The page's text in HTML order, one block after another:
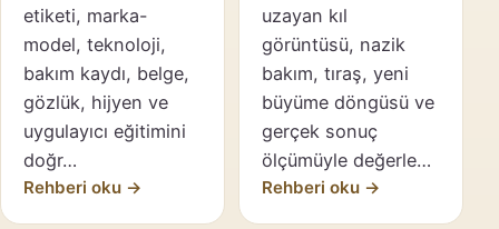
etiketi, marka-
model, teknoloji,
bakım kaydı, belge,
gözlük, hijyen ve
uygulayıcı eğitimini
doğr…
Rehberi oku →
uzayan kıl
görüntüsü, nazik
bakım, tıraş, yeni
büyüme döngüsü ve
gerçek sonuç
ölçümüyle değerle…
Rehberi oku →